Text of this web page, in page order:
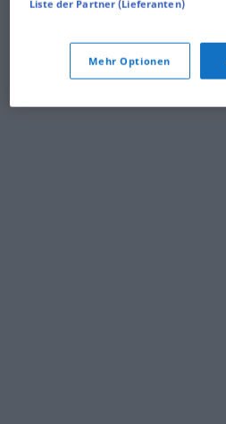
Liste der Partner (Lieferanten)
Mehr Optionen